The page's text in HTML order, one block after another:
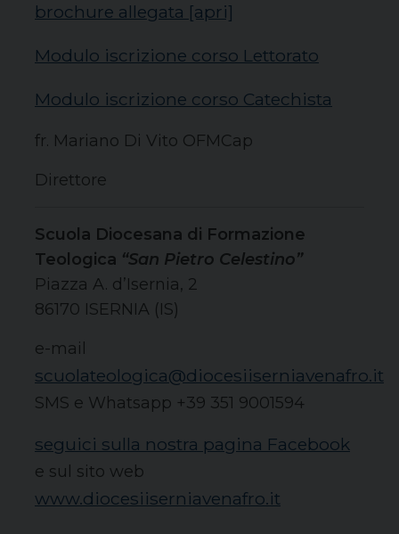
brochure allegata [apri]
Modulo iscrizione corso Lettorato
Modulo iscrizione corso Catechista
fr. Mariano Di Vito OFMCap
Direttore
Scuola Diocesana di Formazione
Teologica “San Pietro Celestino”
Piazza A. d’Isernia, 2
86170 ISERNIA (IS)
e-mail
scuolateologica@diocesiiserniavenafro.it
SMS e Whatsapp +39 351 9001594
seguici sulla nostra pagina Facebook
e sul sito web
www.diocesiiserniavenafro.it